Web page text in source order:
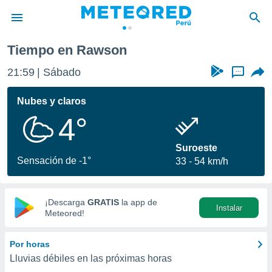
de
ha sido
calidad.
a este
las
y
digital
basada
Tiempo en Rawson
21:59 Sábado ...
Nubes y claros
4°
Sensación de -1°
Suroeste
33
54 km/h
¡Descarga GRATIS la app de
Meteored!
Instalar
Por horas
Lluvias débiles en las próximas horas